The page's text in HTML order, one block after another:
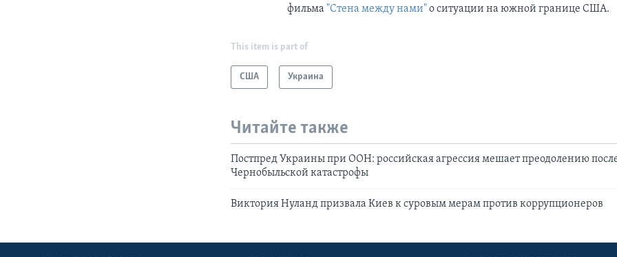
фильма "Стена между нами"о ситуации на южной границе США.
This item is part of
США Украина
Читайте также
Постпред Украины при ООН: российская агрессия мешает преодолению
Чернобыльской катастрофы
Виктория Нуланд призвала Киев к суровым мерам против коррупционеров